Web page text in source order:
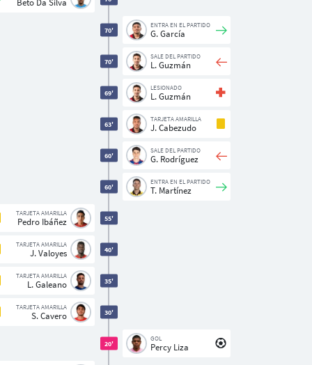
20'
GOL
Percy Liza
30'
TARJETA AMARILLA
S. Cavero
35'
TARJETA AMARILLA
L. Galeano
40'
TARJETA AMARILLA
J. Valoyes
55'
TARJETA AMARILLA
Pedro Ibáñez
60'
ENTRA EN EL PARTIDO
T. Martínez
60'
SALE DEL PARTIDO
G. Rodríguez
63'
TARJETA AMARILLA
J. Cabezudo
69'
LESIONADO
L. Guzmán
70'
SALE DEL PARTIDO
L. Guzmán
70'
ENTRA EN EL PARTIDO
G. García
Beto Da Silva